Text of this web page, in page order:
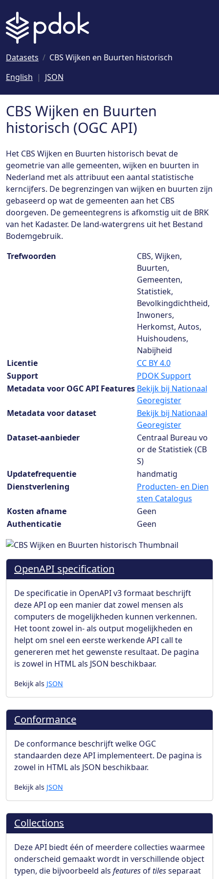
Datasets
CBS Wijken en Buurten historisch
English
JSON
CBS Wijken en Buurten
historisch (OGC API)
Het CBS Wijken en Buurten historisch bevat de
geometrie van alle gemeenten, wijken en buurten in
Nederland met als attribuut een aantal statistische
kerncijfers. De begrenzingen van wijken en buurten zijn
gebaseerd op wat de gemeenten aan het CBS
doorgeven. De gemeentegrens is afkomstig uit de BRK
van het Kadaster. De land-watergrens uit het Bestand
Bodemgebruik.
Dataset details
Trefwoorden
CBS, Wijken,
Buurten,
Gemeenten,
Statistiek,
Bevolkingdichtheid,
Inwoners,
Herkomst, Autos,
Huishoudens,
Nabijheid
Licentie
CC BY 4.0
Support
PDOK Support
Metadata voor OGC API Features Bekijk bij Nationaal
Georegister
Metadata voor dataset
Bekijk bij Nationaal
Georegister
Dataset-aanbieder
Centraal Bureau vo
or de Statistiek (CB
S)
Updatefrequentie
handmatig
Dienstverlening
Producten- en Dien
sten Catalogus
Kosten afname
Geen
Authenticatie
Geen
OpenAPI specification
De specificatie in OpenAPI v3 formaat beschrijft
deze API op een manier dat zowel mensen als
computers de mogelijkheden kunnen verkennen.
Het toont zowel in- als output mogelijkheden en
helpt om snel een eerste werkende API call te
genereren met het gewenste resultaat. De pagina
is zowel in HTML als JSON beschikbaar.
Bekijk als JSON
Conformance
De conformance beschrijft welke OGC
standaarden deze API implementeert. De pagina is
zowel in HTML als JSON beschikbaar.
Bekijk als JSON
Collections
Deze API biedt één of meerdere collecties waarmee
onderscheid gemaakt wordt in verschillende object
typen, die bijvoorbeeld als featuresoftilesseparaat